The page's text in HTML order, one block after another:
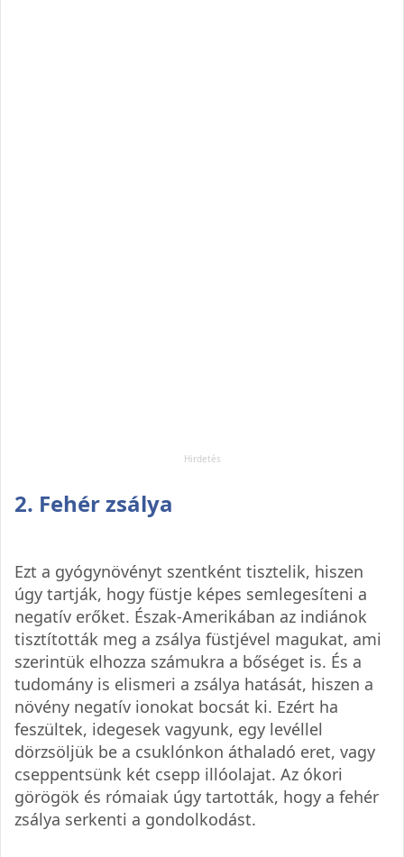
2. Fehér zsálya
Ezt a gyógynövényt szentként tisztelik, hiszen
úgy tartják, hogy füstje képes semlegesíteni a
negatív erőket. Észak-Amerikában az indiánok
tisztították meg a zsálya füstjével magukat, ami
szerintük elhozza számukra a bőséget is. És a
tudomány is elismeri a zsálya hatását, hiszen a
növény negatív ionokat bocsát ki. Ezért ha
feszültek, idegesek vagyunk, egy levéllel
dörzsöljük be a csuklónkon áthaladó eret, vagy
cseppentsünk két csepp illóolajat. Az ókori
görögök és rómaiak úgy tartották, hogy a fehér
zsálya serkenti a gondolkodást.